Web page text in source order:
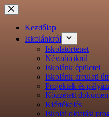
Ugrás
a
tartalomraKezdőlap
Iskolánkról
Iskolatörténet
Névadónkról
Iskolánk épületei
Iskolánk arculati
Projektek és
Közzétett
Kiértékelés
Iskolai oktatási